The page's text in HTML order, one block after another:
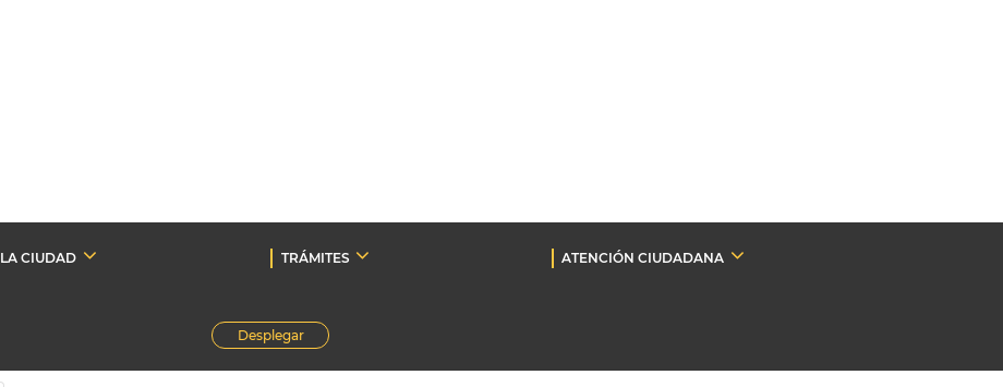
LA CIUDAD TRÁMITES
ATENCIÓN CIUDADANA
Desplegar